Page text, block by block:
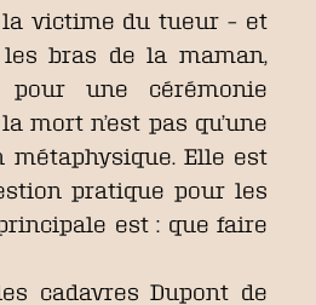
victime du tueur – et
bras de la maman,
pour une cérémonie
mort n’est pas qu’une
métaphysique. Elle est
pratique pour les
est : que faire
cadavres Dupont de